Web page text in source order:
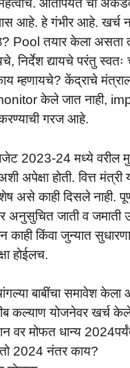
आतापर्यंत ची
आहे. हे गंभीर आहे. खर्च
Pool तयार केला असता
निर्देश द्यायचे परंतु स्वतः
म्हणायचे? केंद्राचे
केले जात नाही,
गरज आहे.
बजेट 2023-24 मध्ये वरील
अपेक्षा होती. वित्त मंत्री
असे काही दिसले नाही.
अनुसुचित जाती व जमाती
काही किंवा जुन्यात
होईलच.
बाबींचा समावेश
कल्याण योजनेवर खर्च
वर मोफत धान्य
2024 नंतर काय?